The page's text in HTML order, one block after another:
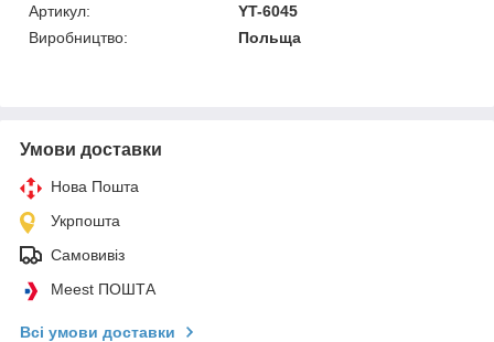
Артикул:
YT-6045
Виробництво:
Польща
Умови доставки
Нова Пошта
Укрпошта
Самовивіз
Meest ПОШТА
Всі умови доставки